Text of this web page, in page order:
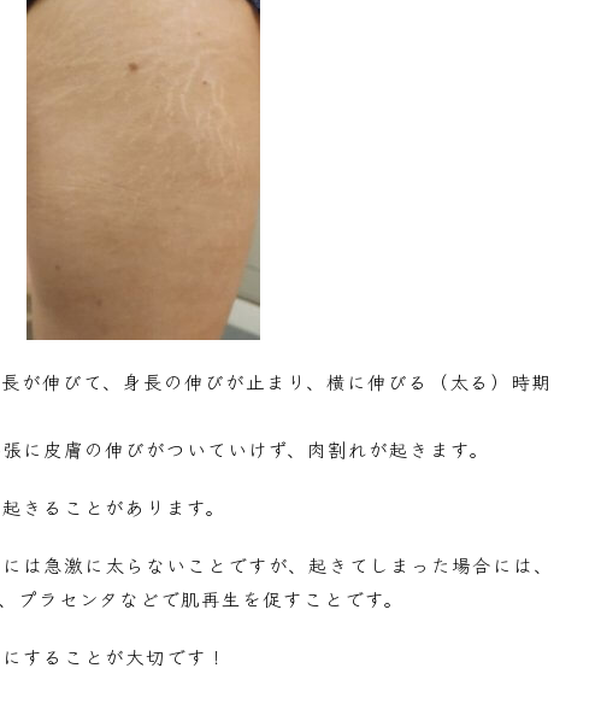
が伸びて、身長の伸びが止まり、横に伸びる（太る）時期
に皮膚の伸びがついていけず、肉割れが起きます。
きることがあります。
は急激に太らないことですが、起きてしまった場合には、
プラセンタなどで肌再生を促すことです。
することが大切です！